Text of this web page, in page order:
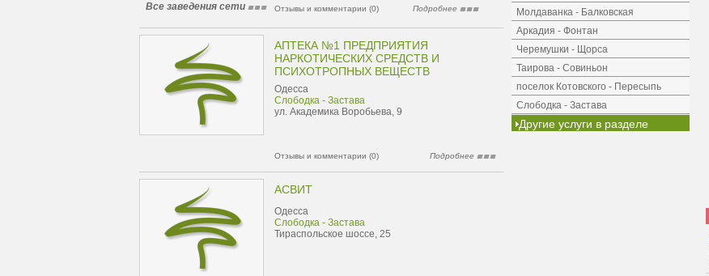
Все заведения сети Отзывы и комментарии (0) Подробнее
АПТЕКА №1 ПРЕДПРИЯТИЯ
НАРКОТИЧЕСКИХ СРЕДСТВ И
ПСИХОТРОПНЫХ ВЕЩЕСТВ
Одесса
Слободка - Застава
ул. Академика Воробьева, 9
Отзывы и комментарии (0) Подробнее
АСВИТ
Одесса
Слободка - Застава
Тираспольское шоссе, 25
Молдаванка - Балковская
Аркадия - Фонтан
Черемушки - Щорса
Таирова - Совиньон
поселок Котовского - Пересыпь
Слободка - Застава
Другие услуги в разделе